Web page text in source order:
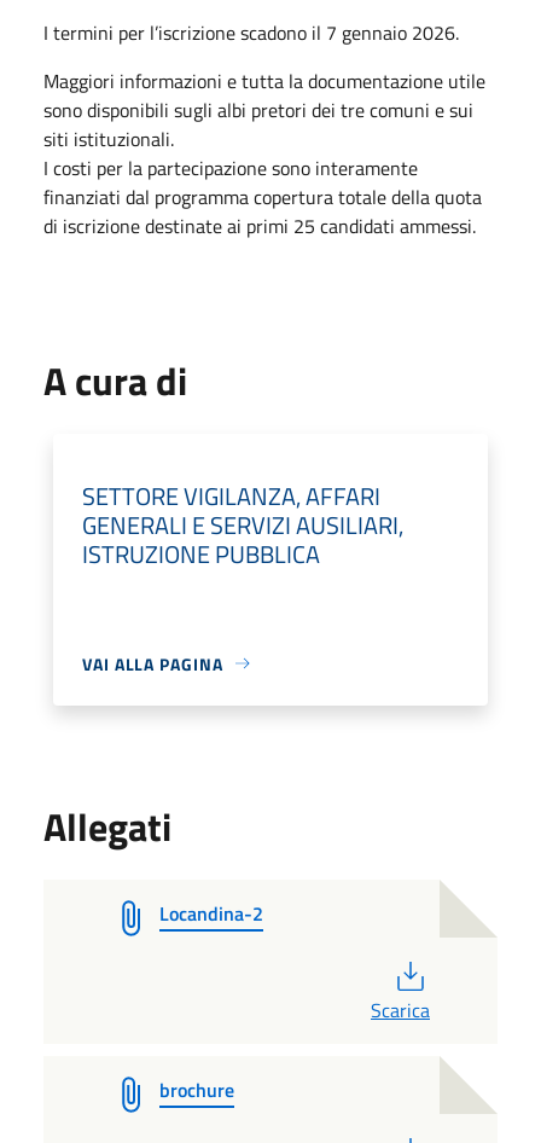
I termini per l’iscrizione scadono il 7 gennaio 2026.
Maggiori informazioni e tutta la documentazione utile
sono disponibili sugli albi pretori dei tre comuni e sui
siti istituzionali.
I costi per la partecipazione sono interamente
finanziati dal programma copertura totale della quota
di iscrizione destinate ai primi 25 candidati ammessi.
A cura di
SETTORE VIGILANZA, AFFARI
GENERALI E SERVIZI AUSILIARI,
ISTRUZIONE PUBBLICA
VAI ALLA PAGINA
Allegati
Locandina-2
Scarica
brochure